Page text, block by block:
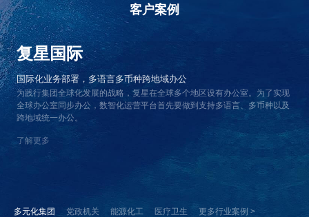
客户案例
多元化集团 党政机关 能源化工 医疗卫生 更多行业案例 >
复星国际
国际化业务部署，多语言多币种跨地域办公
为践行集团全球化发展的战略，复星在全球多个地区设有办公室。为了实现
全球办公室同步办公，数智化运营平台首先要做到支持多语言、多币种以及
跨地域统一办公。
了解更多